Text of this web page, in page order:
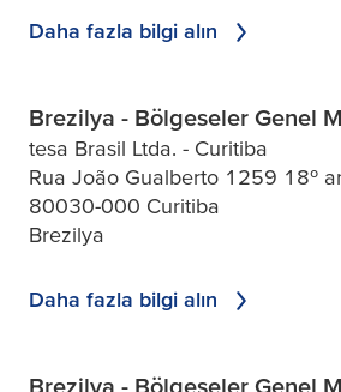
Daha fazla bilgi alın
Brezilya - Bölgeseler Genel
tesa Brasil Ltda. - Curitiba
Rua João Gualberto 1259 18º
80030-000 Curitiba
Brezilya
Daha fazla bilgi alın
Brezilya - Bölgeseler Genel